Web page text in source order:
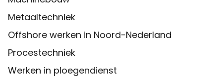
Metaaltechniek
Offshore werken in Noord-Nederland
Procestechniek
Werken in ploegendienst